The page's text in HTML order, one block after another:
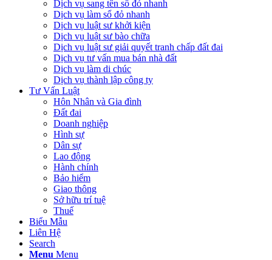
Dịch vụ sang tên sổ đỏ nhanh
Dịch vụ làm sổ đỏ nhanh
Dịch vụ luật sư khởi kiện
Dịch vụ luật sư bào chữa
Dịch vụ luật sư giải quyết tranh chấp đất đai
Dịch vụ tư vấn mua bán nhà đất
Dịch vụ làm di chúc
Dịch vụ thành lập công ty
Tư Vấn Luật
Hôn Nhân và Gia đình
Đất đai
Doanh nghiệp
Hình sự
Dân sự
Lao động
Hành chính
Bảo hiểm
Giao thông
Sở hữu trí tuệ
Thuế
Biểu Mẫu
Liên Hệ
Search
Menu Menu